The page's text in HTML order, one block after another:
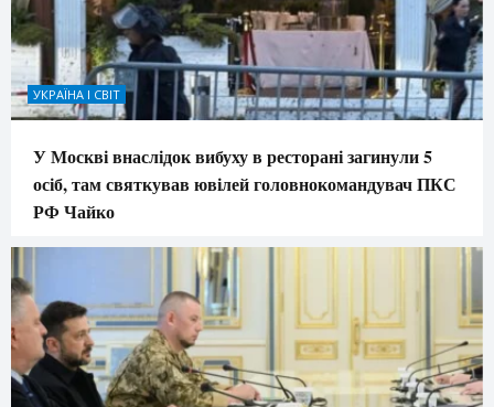
УКРАЇНА І СВІТ
У Москві внаслідок вибуху в ресторані загинули 5
осіб, там святкував ювілей головнокомандувач ПКС
РФ Чайко